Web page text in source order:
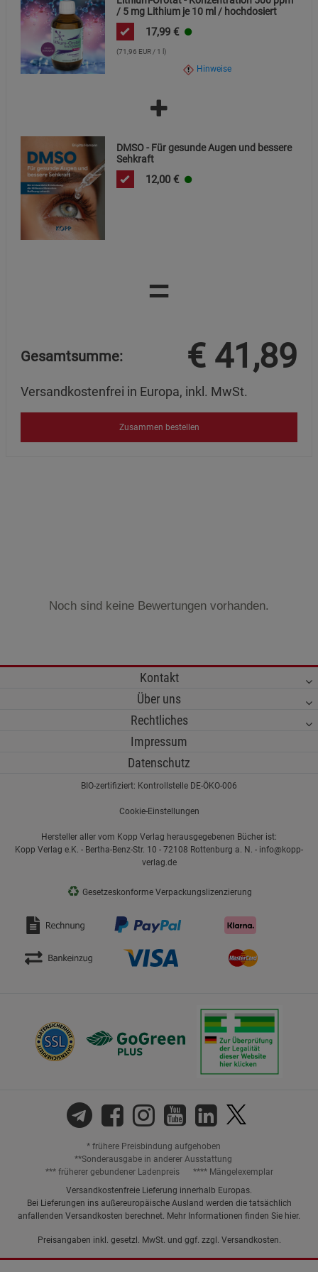
/ 5 mg Lithium je 10 ml / hochdosiert
17,99 €
(71,96 EUR / 1 l)
Hinweise
DMSO - Für gesunde Augen und bessere
Sehkraft
12,00 €
=
Gesamtsumme: € 41,89
Versandkostenfrei in Europa, inkl. MwSt.
Zusammen bestellen
Noch sind keine Bewertungen vorhanden.
Kontakt
Über uns
Rechtliches
Impressum
Datenschutz
BIO-zertifiziert: Kontrollstelle DE-ÖKO-006
Cookie-Einstellungen
Hersteller aller vom Kopp Verlag herausgegebenen Bücher ist:
Kopp Verlag e.K. - Bertha-Benz-Str. 10 - 72108 Rottenburg a. N. - info@kopp-
verlag.de
♻ Gesetzeskonforme Verpackungslizenzierung
* frühere Preisbindung aufgehoben
**Sonderausgabe in anderer Ausstattung
*** früherer gebundener Ladenpreis
**** Mängelexemplar
Versandkostenfreie Lieferung innerhalb Europas.
Bei Lieferungen ins außereuropäische Ausland werden die tatsächlich
anfallenden Versandkosten berechnet. Mehr Informationen finden Sie hier.
Preisangaben inkl. gesetzl. MwSt. und ggf. zzgl. Versandkosten.